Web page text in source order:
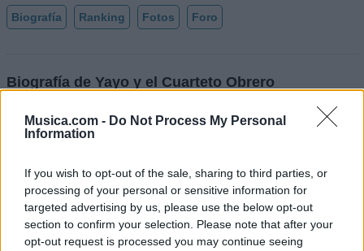
Musica.com - Do Not Process My Personal
Information
If you wish to opt-out of the sale, sharing to third parties, or
processing of your personal or sensitive information for
targeted advertising by us, please use the below opt-out
section to confirm your selection. Please note that after your
opt-out request is processed you may continue seeing
Biografía Ranking Fotos Foro
Biografía de Yayo y el Cuarteto Obrero
Yayo y el Cuarteto Obrero: La Revolución del
Cuarteto en el Siglo XX
Ranking de Yayo y el Cuarteto Obrero
Yayo y el Cuarteto Obrero no está entre los 500
artistas más apoyados y visitados de esta semana,